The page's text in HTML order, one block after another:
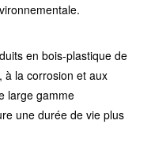
en bois-plastique de
à la corrosion et aux
large gamme
une durée de vie plus